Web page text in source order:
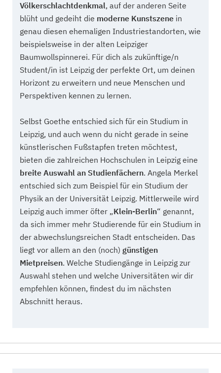
Völkerschlachtdenkmal, auf der anderen Seite
blüht und gedeiht die moderne Kunstszene in
genau diesen ehemaligen Industriestandorten, wie
beispielsweise in der alten Leipziger
Baumwollspinnerei. Für dich als zukünftige/n
Student/in ist Leipzig der perfekte Ort, um deinen
Horizont zu erweitern und neue Menschen und
Perspektiven kennen zu lernen.
Selbst Goethe entschied sich für ein Studium in
Leipzig, und auch wenn du nicht gerade in seine
künstlerischen Fußstapfen treten möchtest,
bieten die zahlreichen Hochschulen in Leipzig eine
breite Auswahl an Studienfächern. Angela Merkel
entschied sich zum Beispiel für ein Studium der
Physik an der Universität Leipzig. Mittlerweile wird
Leipzig auch immer öfter „Klein-Berlin“ genannt,
da sich immer mehr Studierende für ein Studium in
der abwechslungsreichen Stadt entscheiden. Das
liegt vor allem an den (noch) günstigen
Mietpreisen. Welche Studiengänge in Leipzig zur
Auswahl stehen und welche Universitäten wir dir
empfehlen können, findest du im nächsten
Abschnitt heraus.